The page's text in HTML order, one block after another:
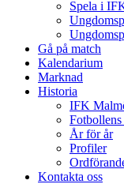
Spela i
Gå på match
Kalendarium
Marknad
Historia
IFK
År för år
Profiler
Kontakta oss